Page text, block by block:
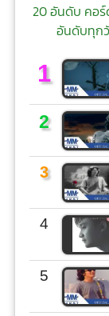
20 อันดับ คอ
อันดับทุก
1
2
3
4
5